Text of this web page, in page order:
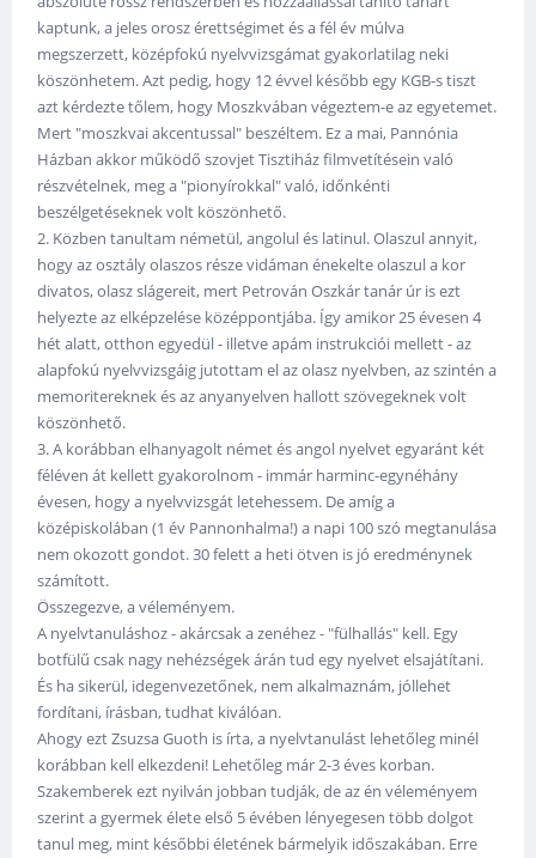
kaptunk, a jeles orosz érettségimet és a fél év múlva
megszerzett, középfokú nyelvvizsgámat gyakorlatilag neki
köszönhetem. Azt pedig, hogy 12 évvel később egy KGB-s tiszt
azt kérdezte tőlem, hogy Moszkvában végeztem-e az egyetemet.
Mert "moszkvai akcentussal" beszéltem. Ez a mai, Pannónia
Házban akkor működő szovjet Tisztiház filmvetítésein való
részvételnek, meg a "pionyírokkal" való, időnkénti
beszélgetéseknek volt köszönhető.
2. Közben tanultam németül, angolul és latinul. Olaszul annyit,
hogy az osztály olaszos része vidáman énekelte olaszul a kor
divatos, olasz slágereit, mert Petrován Oszkár tanár úr is ezt
helyezte az elképzelése középpontjába. Így amikor 25 évesen 4
hét alatt, otthon egyedül - illetve apám instrukciói mellett - az
alapfokú nyelvvizsgáig jutottam el az olasz nyelvben, az szintén a
memoritereknek és az anyanyelven hallott szövegeknek volt
köszönhető.
3. A korábban elhanyagolt német és angol nyelvet egyaránt két
féléven át kellett gyakorolnom - immár harminc-egynéhány
évesen, hogy a nyelvvizsgát letehessem. De amíg a
középiskolában (1 év Pannonhalma!) a napi 100 szó megtanulása
nem okozott gondot. 30 felett a heti ötven is jó eredménynek
számított.
Összegezve, a véleményem.
A nyelvtanuláshoz - akárcsak a zenéhez - "fülhallás" kell. Egy
botfülű csak nagy nehézségek árán tud egy nyelvet elsajátítani.
És ha sikerül, idegenvezetőnek, nem alkalmaznám, jóllehet
fordítani, írásban, tudhat kiválóan.
Ahogy ezt Zsuzsa Guoth is írta, a nyelvtanulást lehetőleg minél
korábban kell elkezdeni! Lehetőleg már 2-3 éves korban.
Szakemberek ezt nyilván jobban tudják, de az én véleményem
szerint a gyermek élete első 5 évében lényegesen több dolgot
tanul meg, mint későbbi életének bármelyik időszakában. Erre